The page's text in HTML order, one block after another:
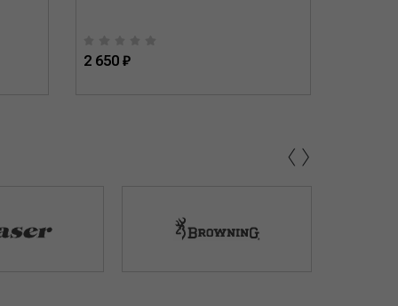
2 650 ₽
‹›